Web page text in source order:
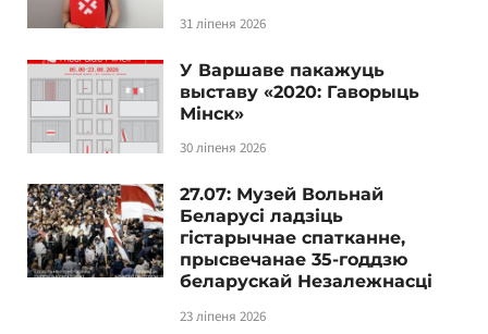
31 ліпеня 2026
У Варшаве пакажуць
выставу «2020: Гаворыць
Мінск»
30 ліпеня 2026
27.07: Музей Вольнай
Беларусі ладзіць
гістарычнае спатканне,
прысвечанае 35-годдзю
беларускай Незалежнасці
23 ліпеня 2026